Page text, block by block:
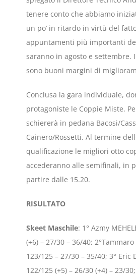
tenere conto che abbiamo
un po’ in ritardo in virtù del
appuntamenti più importanti
saranno in agosto e settembre.
sono buoni margini di
Conclusa la gara individuale,
protagoniste le Coppie Miste.
schiererà in pedana Bacosi/
Cainero/Rossetti. Al termine
qualificazione le migliori otto
accederanno alle semifinali, in
partire dalle 15.20.
RISULTATO
Skeet Maschile: 1° Azmy
(+6) – 27/30 – 36/40; 2°Tammaro
123/125 – 27/30 – 35/40; 3° Eric
122/125 (+5) – 26/30 (+4) – 23/